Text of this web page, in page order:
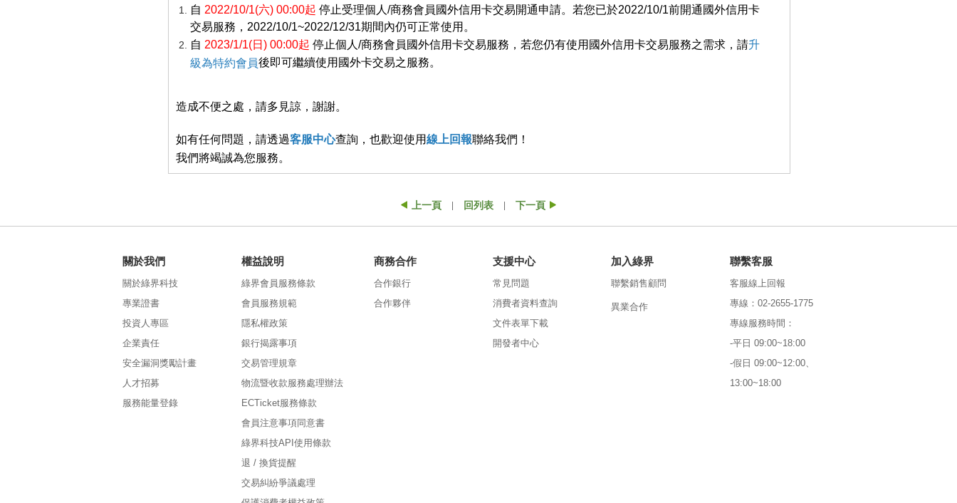
自 2022/10/1(六) 00:00起 停止受理個人/商務會員國外信用卡交易開通申請。若您已於2022/10/1前開通國外信用卡
交易服務，2022/10/1~2022/12/31期間內仍可正常使用。
自 2023/1/1(日) 00:00起 停止個人/商務會員國外信用卡交易服務，若您仍有使用國外信用卡交易服務之需求，請升
級為特約會員後即可繼續使用國外卡交易之服務。
造成不便之處，請多見諒，謝謝。
如有任何問題，請透過客服中心查詢，也歡迎使用線上回報聯絡我們！
我們將竭誠為您服務。
上一頁 回列表 下一頁
關於我們
關於綠界科技
專業證書
投資人專區
企業責任
安全漏洞獎勵計畫
人才招募
服務能量登錄
權益說明
綠界會員服務條款
會員服務規範
隱私權政策
銀行揭露事項
交易管理規章
物流暨收款服務處理辦法
ECTicket服務條款
會員注意事項同意書
綠界科技API使用條款
退 / 換貨提醒
交易糾紛爭議處理
商務合作
合作銀行
合作夥伴
支援中心
常見問題
消費者資料查詢
文件表單下載
開發者中心
加入綠界
聯繫銷售顧問
異業合作
聯繫客服
客服線上回報
專線：02-2655-1775
專線服務時間：
-平日 09:00~18:00
-假日 09:00~12:00、
13:00~18:00